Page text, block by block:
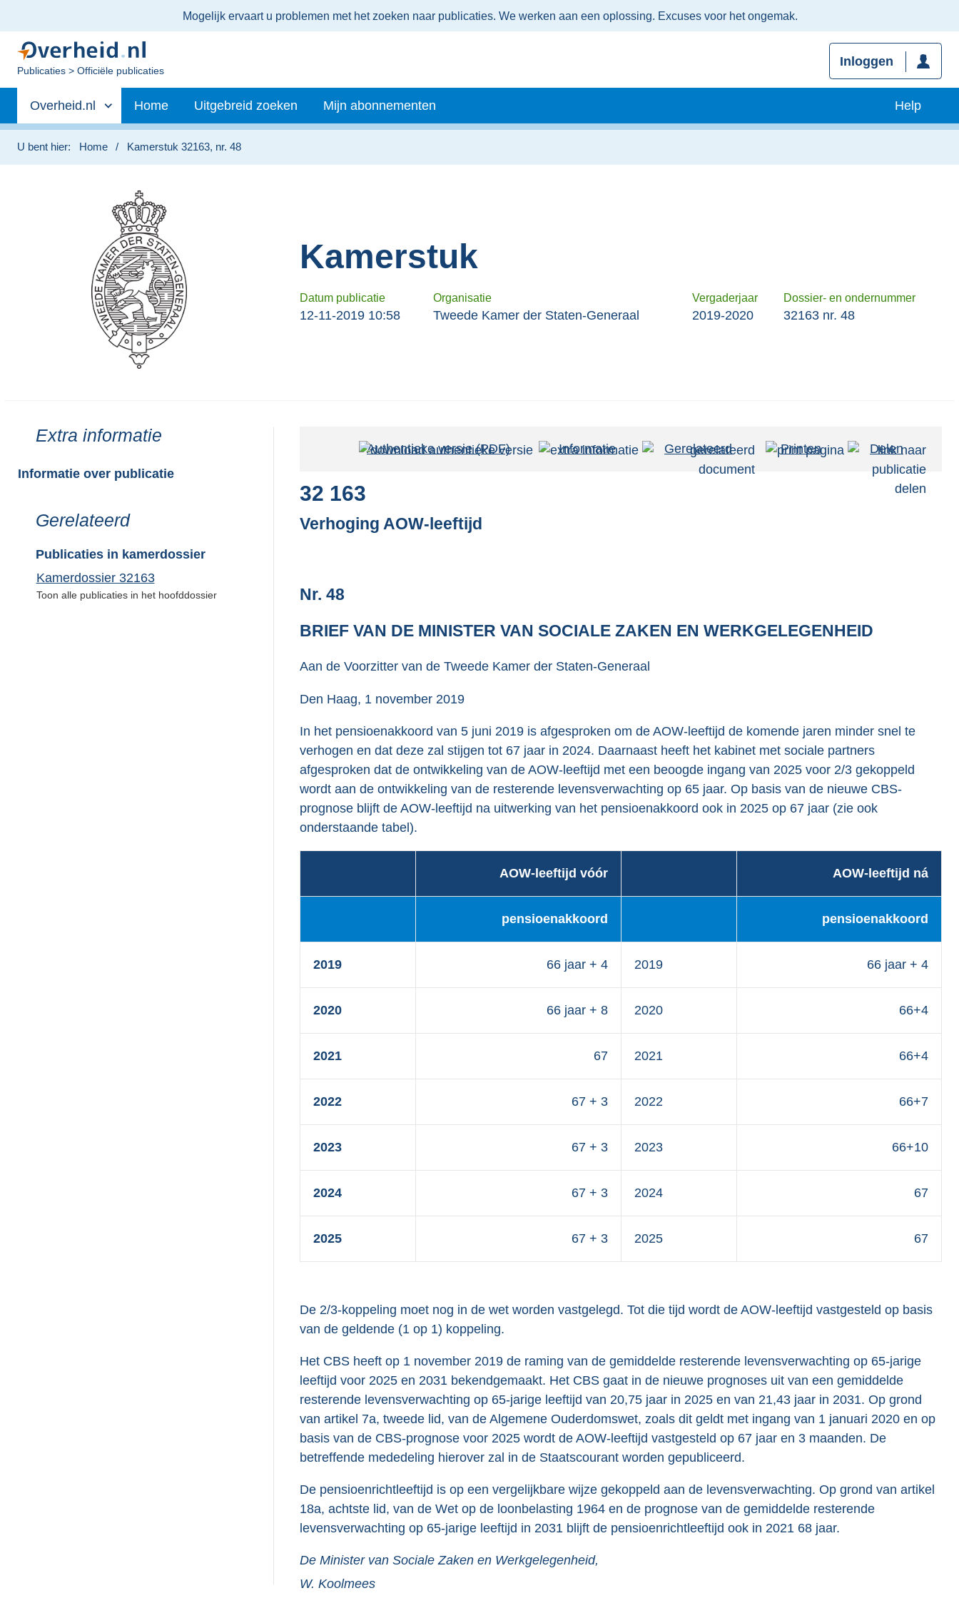
informatie:
Mogelijk ervaart u problemen met het zoeken naar publicaties. We werken aan een oplossing. Excuses voor het ongemak.
U
Publicaties Officiële publicaties
Inloggen
Primaire
navigatie
Andere
sites
binnen
Overheid.nl Home Uitgebreid zoeken Mijn abonnementen Help
U bent hier: Home Kamerstuk 32163, nr. 48
Kamerstuk
Datum publicatie Organisatie Vergaderjaar Dossier- en ondernummer
12-11-2019 10:58 Tweede Kamer der Staten-Generaal 2019-2020 32163 nr. 48
Toon
van:
Extra informatie
Informatie over publicatie
Toon
van:
Gerelateerd
Publicaties in kamerdossier
Kamerdossier 32163
Toon alle publicaties in het hoofddossier
Authentieke versie (PDF)b
r
o
o
:
4
5
K
b
Informatie Gerelateerd Printen Delen
32 163
Verhoging AOW-leeftijd
Nr. 48
BRIEF VAN DE MINISTER VAN SOCIALE ZAKEN EN WERKGELEGENHEID
Aan de Voorzitter van de Tweede Kamer der Staten-Generaal
Den Haag, 1 november 2019
In het pensioenakkoord van 5 juni 2019 is afgesproken om de AOW-leeftijd de komende jaren minder snel te
verhogen en dat deze zal stijgen tot 67 jaar in 2024. Daarnaast heeft het kabinet met sociale partners
afgesproken dat de ontwikkeling van de AOW-leeftijd met een beoogde ingang van 2025 voor 2/3 gekoppeld
wordt aan de ontwikkeling van de resterende levensverwachting op 65 jaar. Op basis van de nieuwe CBS-
prognose blijft de AOW-leeftijd na uitwerking van het pensioenakkoord ook in 2025 op 67 jaar (zie ook
onderstaande tabel).
AOW-leeftijd vóór AOW-leeftijd ná
pensioenakkoord pensioenakkoord
2019 66 jaar + 4 2019 66 jaar + 4
2020 66 jaar + 8 2020 66+4
2021 67 2021 66+4
2022 67 + 3 2022 66+7
2023 67 + 3 2023 66+10
2024 67 + 3 2024 67
2025 67 + 3 2025 67
De 2/3-koppeling moet nog in de wet worden vastgelegd. Tot die tijd wordt de AOW-leeftijd vastgesteld op basis
van de geldende (1 op 1) koppeling.
Het CBS heeft op 1 november 2019 de raming van de gemiddelde resterende levensverwachting op 65-jarige
leeftijd voor 2025 en 2031 bekendgemaakt. Het CBS gaat in de nieuwe prognoses uit van een gemiddelde
resterende levensverwachting op 65-jarige leeftijd van 20,75 jaar in 2025 en van 21,43 jaar in 2031. Op grond
van artikel 7a, tweede lid, van de Algemene Ouderdomswet, zoals dit geldt met ingang van 1 januari 2020 en op
basis van de CBS-prognose voor 2025 wordt de AOW-leeftijd vastgesteld op 67 jaar en 3 maanden. De
betreffende mededeling hierover zal in de Staatscourant worden gepubliceerd.
De pensioenrichtleeftijd is op een vergelijkbare wijze gekoppeld aan de levensverwachting. Op grond van artikel
18a, achtste lid, van de Wet op de loonbelasting 1964 en de prognose van de gemiddelde resterende
levensverwachting op 65-jarige leeftijd in 2031 blijft de pensioenrichtleeftijd ook in 2021 68 jaar.
De Minister van Sociale Zaken en Werkgelegenheid,
W. Koolmees